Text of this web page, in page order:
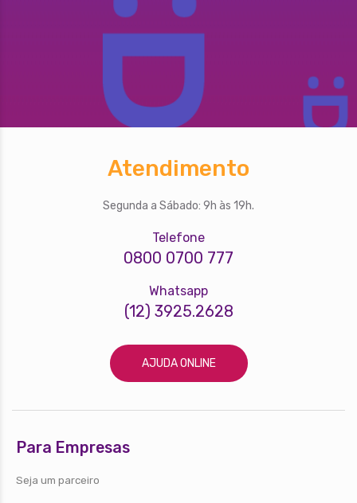
Atendimento
Segunda a Sábado: 9h às 19h.
Telefone
0800 0700 777
Whatsapp
(12) 3925.2628
AJUDA ONLINE
Para Empresas
Seja um parceiro